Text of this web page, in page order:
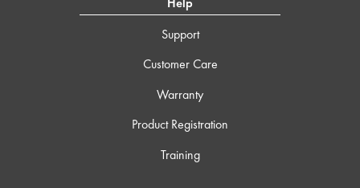
Help
Support
Customer Care
Warranty
Product Registration
Training